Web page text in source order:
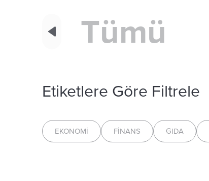
Tümü
Etiketlere Göre Filtrele
EKONOMI FINANS GIDA